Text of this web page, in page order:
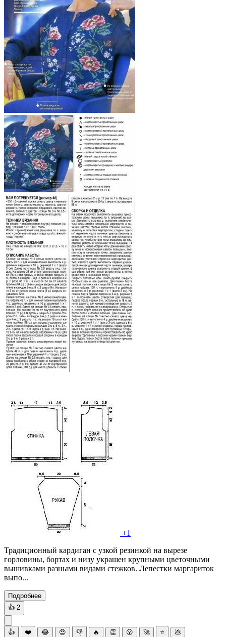
+1
Традиционный кардиган с узкой резинкой на вырезе
горловины, бортах и низу украшен крупными цветочными
вышивками разными видами стежков. Лепестки маргариток
выпо...
Подробнее
👍 2
👍 ❤️ 😂 😍 👎 🔥 👏 😮 🚀 ⭐ 💩